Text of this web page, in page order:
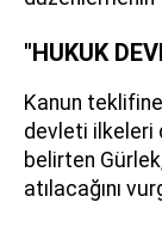
"HUKUK
Kanun
devleti ilkeleri
belirten
atılacağını